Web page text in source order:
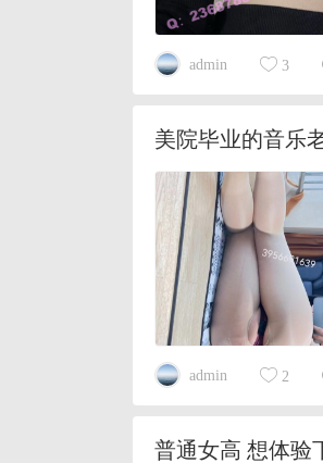
admin 3
美院毕业的音乐
admin 2
普通女高 想体验